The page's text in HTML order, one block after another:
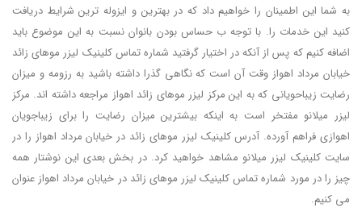
به شما این اطمینان را خواهیم داد که در بهترین و ایزوله ترین شرایط دریافت
کنید این خدمات را. با توجه ب حساس بودن بانوان نسبت به این موضوع باید
اضافه کنیم که پس از آنکه در اختیار گرفتید شماره تماس کلینیک لیزر موهای زائد
خیابان مرداد اهواز وقت آن است که نگاهی گذرا داشته باشید به رزومه و میزان
رضایت زیباحویانی که به این مرکز لیزر موهای زائد اهواز مراجعه داشته اند. مرکز
لیزر میلانو مفتخر است به اینکه بیشترین میزان رضایت را برای زیباجویان
اهوازی فراهم آورده. آدرس کلینیک لیزر موهای زائد در خیابان مرداد اهواز را در
سایت کلینیک لیزر میلانو مشاهد خواهید کرد. در بخش بعدی این نوشتار همه
چیز را در مورد شماره تماس کلینیک لیزر موهای زائد در خیابان مرداد اهواز عنوان
می کنیم.